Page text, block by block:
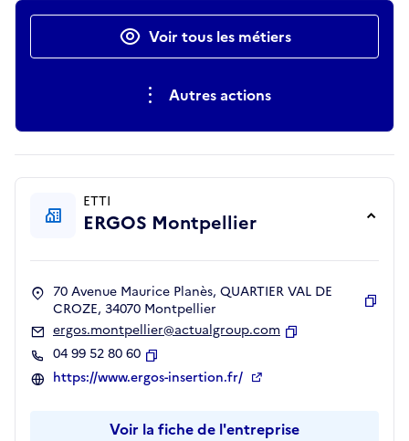
Actions rapidesVoir tous les métiers
Autres actions
ETTI
ERGOS Montpellier
70 Avenue Maurice Planès, QUARTIER VAL DE
CROZE, 34070 Montpellier
ergos.montpellier@actualgroup.com
04 99 52 80 60
Copier
https://www.ergos-insertion.fr/
Voir la fiche de l'entreprise